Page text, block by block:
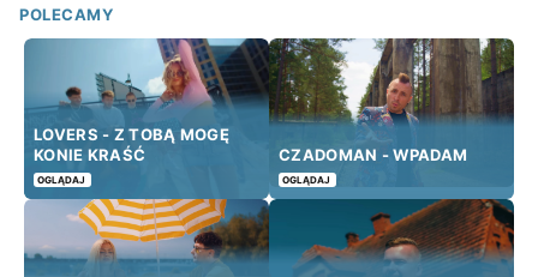
POLECAMY
LOVERS - Z TOBĄ MOGĘ
KONIE KRAŚĆ
OGLĄDAJ
CZADOMAN - WPADAM
OGLĄDAJ